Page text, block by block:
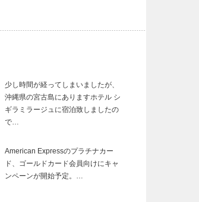
少し時間が経ってしまいましたが、
沖縄県の宮古島にありますホテル シ
ギラミラージュに宿泊致しましたの
で…
American Expressのプラチナカー
ド、ゴールドカード会員向けにキャ
ンペーンが開始予定。…